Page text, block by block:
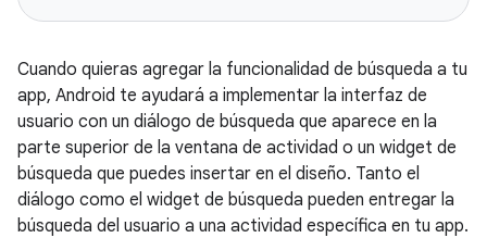
Cuando quieras agregar la funcionalidad de búsqueda a tu
app, Android te ayudará a implementar la interfaz de
usuario con un diálogo de búsqueda que aparece en la
parte superior de la ventana de actividad o un widget de
búsqueda que puedes insertar en el diseño. Tanto el
diálogo como el widget de búsqueda pueden entregar la
búsqueda del usuario a una actividad específica en tu app.